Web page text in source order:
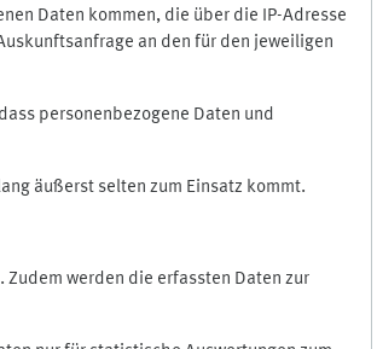
Daten kommen, die über die IP-Adresse
an den für den jeweiligen
personenbezogene Daten und
äußerst selten zum Einsatz kommt.
werden die erfassten Daten zur